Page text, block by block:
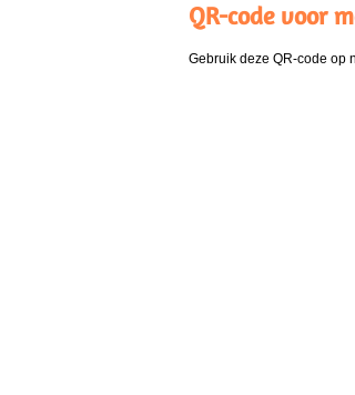
QR-code voor
Gebruik deze QR-code op